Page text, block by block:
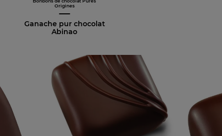
Origines
Ganache pur chocolat
Abinao